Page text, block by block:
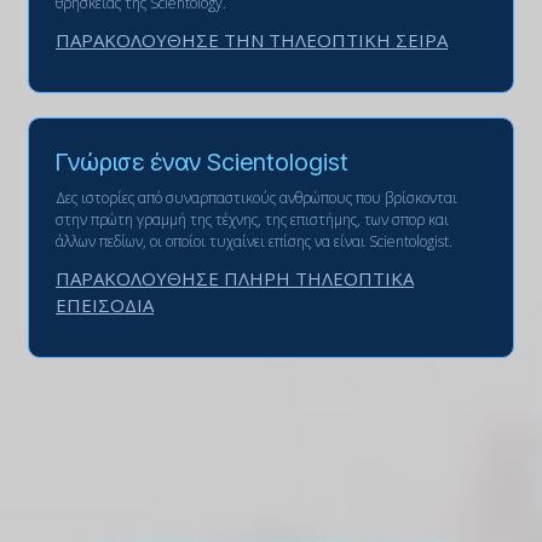
ΠΑΡΑΚΟΛΟΥΘΗΣΕ ΤΗΝ ΤΗΛΕΟΠΤΙΚΗ ΣΕΙΡΑ
Γνώρισε έναν Scientologist
Δες ιστορίες από συναρπαστικούς ανθρώπους που βρίσκονται
στην πρώτη γραμμή της τέχνης, της επιστήμης, των σπορ και
άλλων πεδίων, οι οποίοι τυχαίνει επίσης να είναι Scientologist.
ΠΑΡΑΚΟΛΟΥΘΗΣΕ ΠΛΗΡΗ ΤΗΛΕΟΠΤΙΚΑ
ΕΠΕΙΣΟΔΙΑ